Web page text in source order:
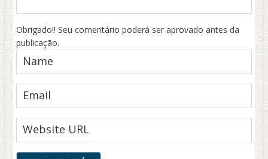
Obrigado!! Seu comentário poderá ser aprovado antes da
publicação.